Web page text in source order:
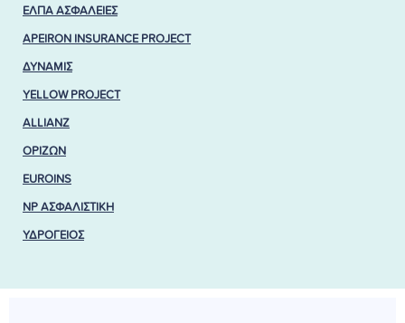
ΕΛΠΑ ΑΣΦΑΛΕΙΕΣ
APEIRON INSURANCE PROJECT
ΔΥΝΑΜΙΣ
YELLOW PROJECT
ALLIANZ
ΟΡΙΖΩΝ
EUROINS
NP ΑΣΦΑΛΙΣΤΙΚΗ
ΥΔΡΟΓΕΙΟΣ